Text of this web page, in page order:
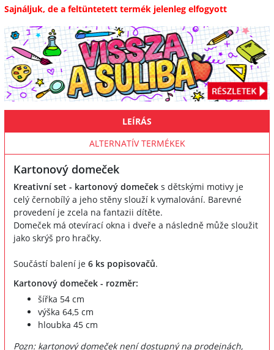
Sajnáljuk, de a feltüntetett termék jelenleg elfogyott
LEÍRÁS
ALTERNATÍV TERMÉKEK
Kartonový domeček
Kreativní set - kartonový domeček s dětskými motivy je
celý černobílý a jeho stěny slouží k vymalování. Barevné
provedení je zcela na fantazii dítěte.
Domeček má otevírací okna i dveře a následně může sloužit
jako skrýš pro hračky.
Součástí balení je 6 ks popisovačů.
Kartonový domeček - rozměr:
šířka 54 cm
výška 64,5 cm
hloubka 45 cm
Pozn: kartonový domeček není dostupný na prodejnách,